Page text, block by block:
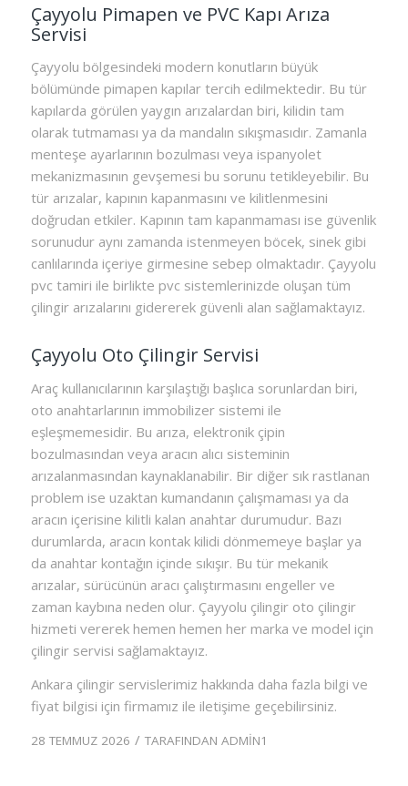
Çayyolu Pimapen ve PVC Kapı Arıza
Servisi
Çayyolu bölgesindeki modern konutların büyük
bölümünde pimapen kapılar tercih edilmektedir. Bu tür
kapılarda görülen yaygın arızalardan biri, kilidin tam
olarak tutmaması ya da mandalın sıkışmasıdır. Zamanla
menteşe ayarlarının bozulması veya ispanyolet
mekanizmasının gevşemesi bu sorunu tetikleyebilir. Bu
tür arızalar, kapının kapanmasını ve kilitlenmesini
doğrudan etkiler. Kapının tam kapanmaması ise güvenlik
sorunudur aynı zamanda istenmeyen böcek, sinek gibi
canlılarında içeriye girmesine sebep olmaktadır. Çayyolu
pvc tamiri ile birlikte pvc sistemlerinizde oluşan tüm
çilingir arızalarını gidererek güvenli alan sağlamaktayız.
Çayyolu Oto Çilingir Servisi
Araç kullanıcılarının karşılaştığı başlıca sorunlardan biri,
oto anahtarlarının immobilizer sistemi ile
eşleşmemesidir. Bu arıza, elektronik çipin
bozulmasından veya aracın alıcı sisteminin
arızalanmasından kaynaklanabilir. Bir diğer sık rastlanan
problem ise uzaktan kumandanın çalışmaması ya da
aracın içerisine kilitli kalan anahtar durumudur. Bazı
durumlarda, aracın kontak kilidi dönmemeye başlar ya
da anahtar kontağın içinde sıkışır. Bu tür mekanik
arızalar, sürücünün aracı çalıştırmasını engeller ve
zaman kaybına neden olur. Çayyolu çilingir oto çilingir
hizmeti vererek hemen hemen her marka ve model için
çilingir servisi sağlamaktayız.
Ankara çilingir servislerimiz hakkında daha fazla bilgi ve
fiyat bilgisi için firmamız ile iletişime geçebilirsiniz.
28 TEMMUZ 2026 / TARAFINDAN ADMIN1